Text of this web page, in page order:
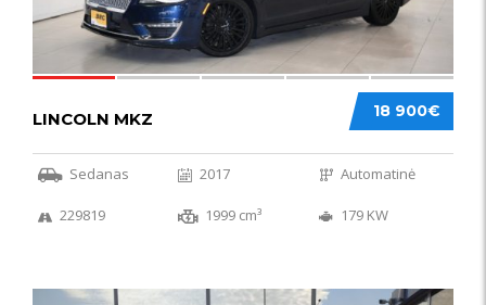
18 900€
LINCOLN MKZ
Sedanas 2017 Automatinė
229819 1999 cm³ 179 KW